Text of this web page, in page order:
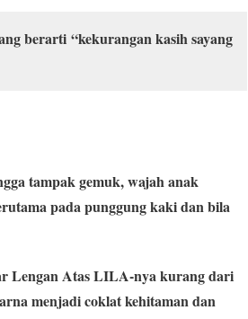
berarti “kekurangan kasih sayang
tampak gemuk, wajah anak
pada punggung kaki dan bila
Lengan Atas LILA-nya kurang dari
menjadi coklat kehitaman dan